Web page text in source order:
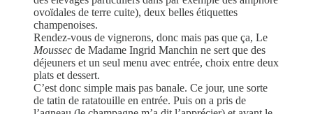
ovoïdales de terre cuite), deux belles étiquettes
champenoises.
Rendez-vous de vignerons, donc mais pas que ça, Le
Moussec de Madame Ingrid Manchin ne sert que des
déjeuners et un seul menu avec entrée, choix entre deux
plats et dessert.
C’est donc simple mais pas banale. Ce jour, une sorte
de tatin de ratatouille en entrée. Puis on a pris de